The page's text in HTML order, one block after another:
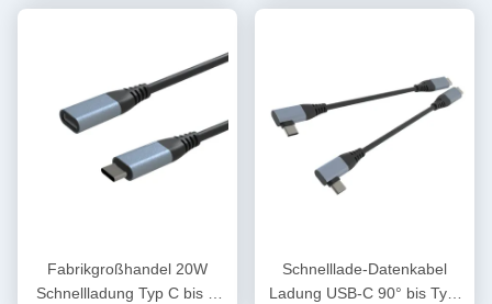
Fabrikgroßhandel 20W
Schnellladung Typ C bis C
Schnelllade-Datenkabel
Ladung USB-C 90° bis Typ-